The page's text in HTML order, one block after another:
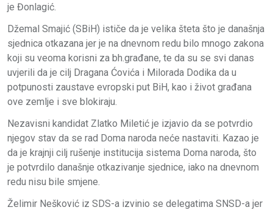
je Đonlagić.
Džemal Smajić (SBiH) ističe da je velika šteta što je današnja
sjednica otkazana jer je na dnevnom redu bilo mnogo zakona
koji su veoma korisni za bh.građane, te da su se svi danas
uvjerili da je cilj Dragana Ćovića i Milorada Dodika da u
potpunosti zaustave evropski put BiH, kao i život građana
ove zemlje i sve blokiraju.
Nezavisni kandidat Zlatko Miletić je izjavio da se potvrdio
njegov stav da se rad Doma naroda neće nastaviti. Kazao je
da je krajnji cilj rušenje institucija sistema Doma naroda, što
je potvrdilo današnje otkazivanje sjednice, iako na dnevnom
redu nisu bile smjene.
Želimir Nešković iz SDS-a izvinio se delegatima SNSD-a jer